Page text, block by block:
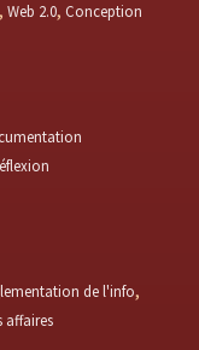
Web 2.0 Conception
de l'info
affaires